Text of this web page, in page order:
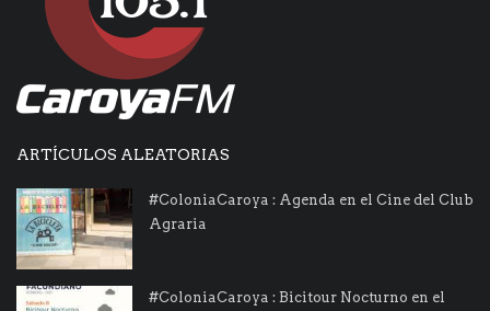
ARTÍCULOS ALEATORIAS
#ColoniaCaroya : Agenda en el Cine del Club
Agraria
#ColoniaCaroya : Bicitour Nocturno en el